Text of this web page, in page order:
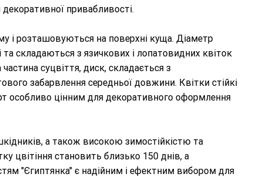
привабливості.
і розташовуються на поверхні куща. Діаметр
складаються з язичкових і лопатовидних квіток
суцвіття, диск, складається з
забарвлення середньої довжини. Квітки стійкі
особливо цінним для декоративного оформлення
а також високою зимостійкістю та
цвітіння становить близько 150 днів, а
"Єгиптянка" є надійним і ефектним вибором для